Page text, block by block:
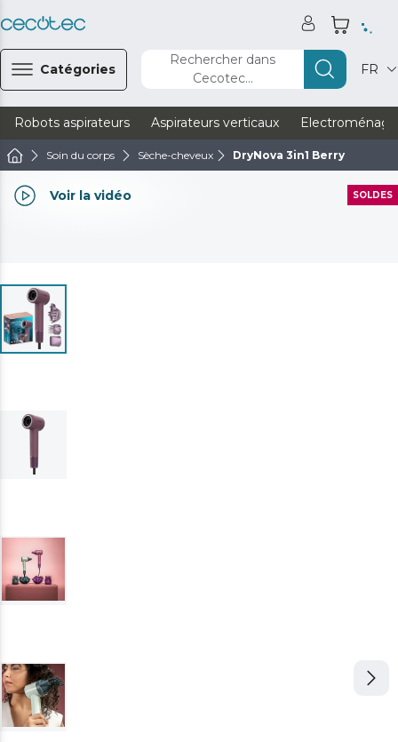
Catégories
Rechercher dans
Cecotec...
FR
Robots aspirateurs Aspirateurs verticaux
Soin du corps Sèche-cheveux DryNova 3in1 Berry
Voir la vidéo SOLDES